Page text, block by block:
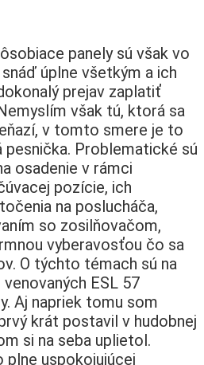
panely sú však vo
úplne všetkým a ich
prejav zaplatiť
však tú, ktorá sa
v tomto smere je to
Problematické sú
osadenie v rámci
pozície, ich
na poslucháča,
so zosilňovačom,
vyberavosťou čo sa
O týchto témach sú na
ESL 57
Aj napriek tomu som
krát postavil v hudobnej
si na seba uplietol.
plne uspokojujúcej